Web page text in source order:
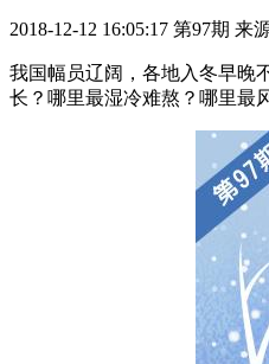
2018-12-12 16:05:17 第97期 来
我国幅员辽阔，各地入冬早晚
长？哪里最湿冷难熬？哪里最